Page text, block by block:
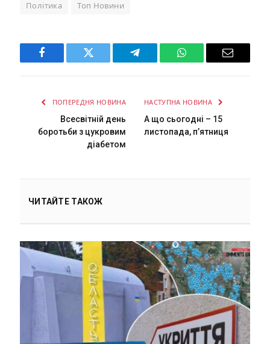
Політика Топ Новини
Facebook Twitter Telegram WhatsAppEmail
ПОПЕРЕДНЯ НОВИНА
Всесвітній день
боротьби з цукровим
діабетом
НАСТУПНА НОВИНА
А що сьогодні – 15
листопада, пʼятниця
ЧИТАЙТЕ ТАКОЖ